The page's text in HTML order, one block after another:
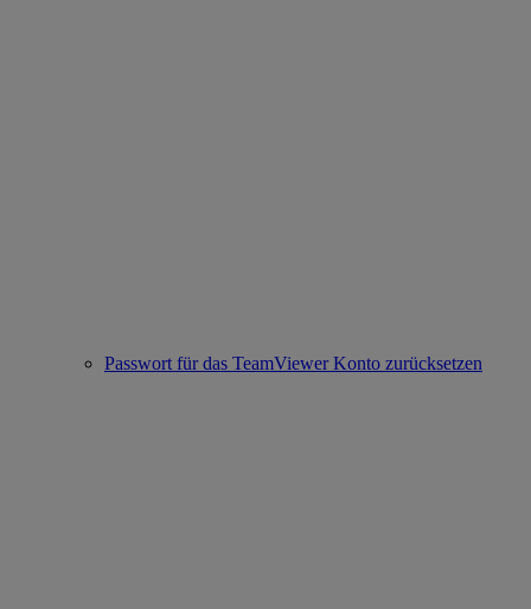
Passwort für das TeamViewer Konto zurücksetzen